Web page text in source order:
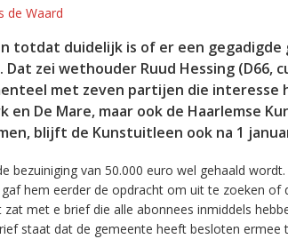
de Waard
totdat duidelijk is of er een gegadigde
zei wethouder Ruud Hessing (D66,
met zeven partijen die
en De Mare, maar ook de Haarlemse
blijft de Kunstuitleen ook na 1
bezuiniging van 50.000 euro wel gehaald
hem eerder de opdracht om uit te zoeken of
met e brief die alle abonnees inmiddels
staat dat de gemeente heeft besloten ermee